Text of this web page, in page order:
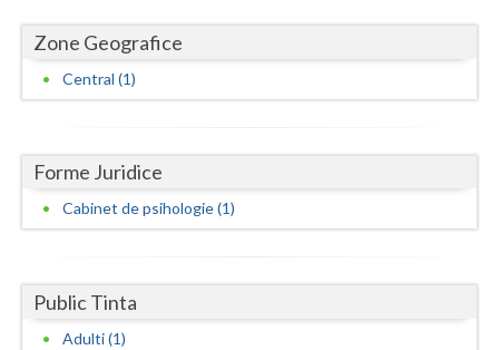
Iasi
Maramures
Mehedinti
Mures
Neamt
Zone Geografice
Central (1)
Forme Juridice
Cabinet de psihologie (1)
Public Tinta
Adulti (1)